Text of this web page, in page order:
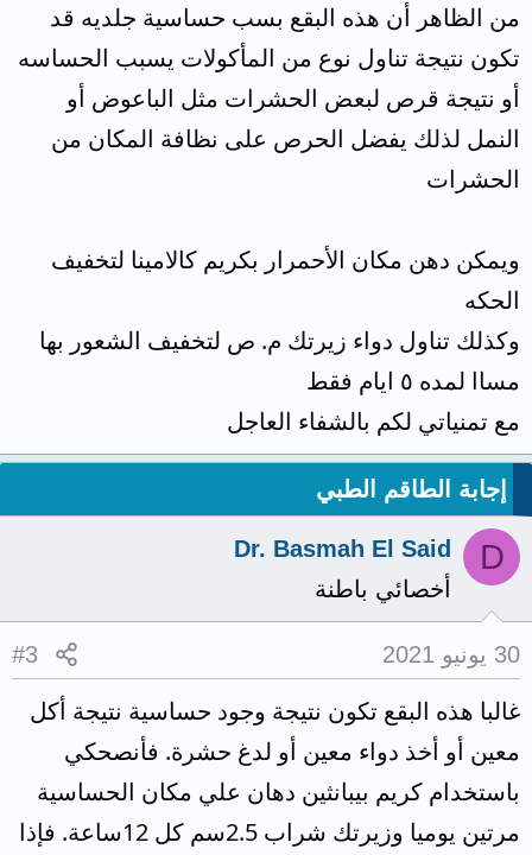
من الظاهر أن هذه البقع بسب حساسية جلديه قد
تكون نتيجة تناول نوع من المأكولات يسبب الحساسه
أو نتيجة قرص لبعض الحشرات مثل الباعوض أو
النمل لذلك يفضل الحرص على نظافة المكان من
الحشرات
ويمكن دهن مكان الأحمرار بكريم كالامينا لتخفيف
الحكه
وكذلك تناول دواء زيرتك م. ص لتخفيف الشعور بها
مساا لمده ٥ ايام فقط
مع تمنياتي لكم بالشفاء العاجل
إجابة الطاقم الطبي
D
Dr. Basmah El Said
أخصائي باطنة
30 يونيو 2021 #3
غالبا هذه البقع تكون نتيجة وجود حساسية نتيجة أكل
معين أو أخذ دواء معين أو لدغ حشرة. فأنصحكي
باستخدام كريم بيبانثين دهان علي مكان الحساسية
مرتين يوميا وزيرتك شراب 2.5سم كل 12ساعة. فإذا